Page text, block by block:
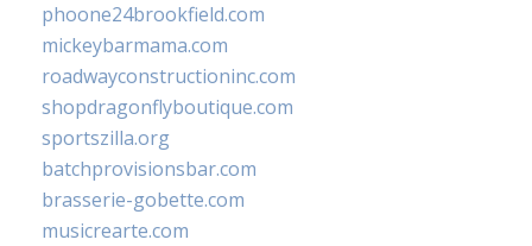
phoone24brookfield.com
mickeybarmama.com
roadwayconstructioninc.com
shopdragonflyboutique.com
sportszilla.org
batchprovisionsbar.com
brasserie-gobette.com
musicrearte.com